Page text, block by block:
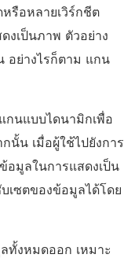
รือหลายเวิร์กชีต
งเป็นภาพ ตัวอย่าง
อย่างไรก็ตาม แกน
กนแบบไดนามิกเพื่อ
นั้น เมื่อผู้ใช้ไปยังการ
อมูลในการแสดงเป็น
เซตของข้อมูลได้โดย
ทั้งหมดออก เหมาะ